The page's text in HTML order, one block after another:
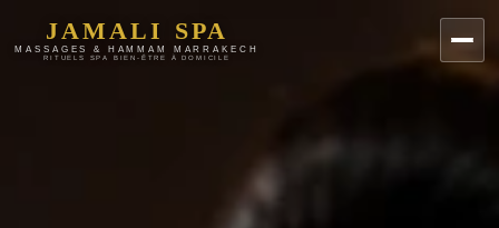
JAMALI SPA
MASSAGES & HAMMAM MARRAKECH
RITUELS SPA BIEN-ÊTRE À DOMICILE